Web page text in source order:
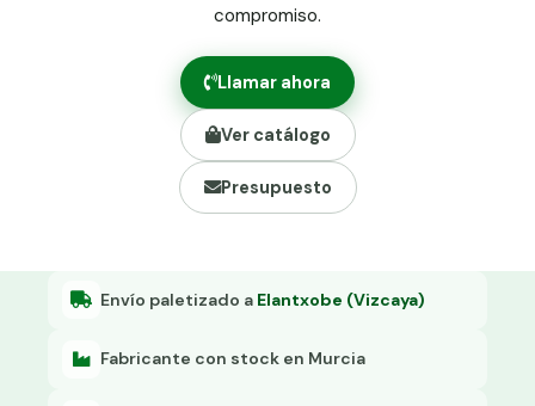
Abrazadera PVC malla H.
Grapa malla H.
Grapadora
Tensor galvanizado
compromiso.
Llamar ahora
Ver catálogo
Presupuesto
Envío paletizado a Elantxobe (Vizcaya)
Fabricante con stock en Murcia